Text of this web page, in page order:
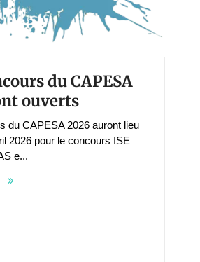
du CAPESA
ouverts
du CAPESA 2026 auront lieu
2026 pour le concours ISE
e...